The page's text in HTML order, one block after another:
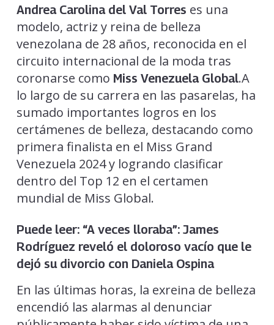
Andrea Carolina del Val Torres es una
modelo, actriz y reina de belleza
venezolana de 28 años, reconocida en el
circuito internacional de la moda tras
coronarse como Miss Venezuela Global.A
lo largo de su carrera en las pasarelas, ha
sumado importantes logros en los
certámenes de belleza, destacando como
primera finalista en el Miss Grand
Venezuela 2024 y logrando clasificar
dentro del Top 12 en el certamen
mundial de Miss Global.
Puede leer: “A veces lloraba”: James
Rodríguez reveló el doloroso vacío que le
dejó su divorcio con Daniela Ospina
En las últimas horas, la exreina de belleza
encendió las alarmas al denunciar